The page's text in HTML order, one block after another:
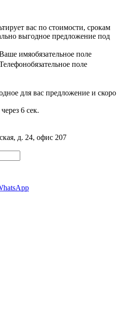
вас по стоимости, срокам
выгодное предложение под
имяобязательное поле
обязательное поле
для вас предложение и скоро
6 сек.
д. 24, офис 207